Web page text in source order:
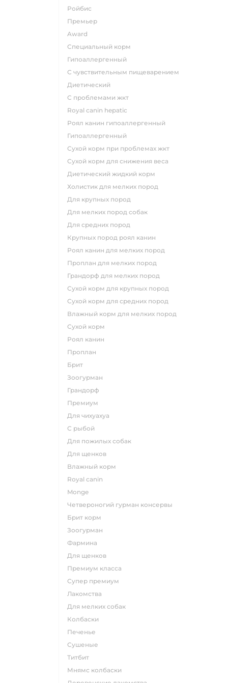
ройбис
премьер
award
специальный корм
гипоаллергенный
с чувствительным пищеварением
диетический
с проблемами жкт
royal canin hepatic
роял канин гипоаллергенный
гипоаллергенный
сухой корм при проблемах жкт
сухой корм для снижения веса
диетический жидкий корм
холистик для мелких пород
для крупных пород
для мелких пород собак
для средних пород
крупных пород роял канин
роял канин для мелких пород
проплан для мелких пород
грандорф для мелких пород
сухой корм для крупных пород
сухой корм для средних пород
влажный корм для мелких пород
сухой корм
роял канин
проплан
брит
зоогурман
грандорф
премиум
для чихуахуа
с рыбой
для пожилых собак
для щенков
влажный корм
royal canin
monge
четвероногий гурман консервы
брит корм
зоогурман
фармина
для щенков
премиум класса
супер премиум
лакомства
для мелких собак
колбаски
печенье
сушеные
титбит
мнямс колбаски